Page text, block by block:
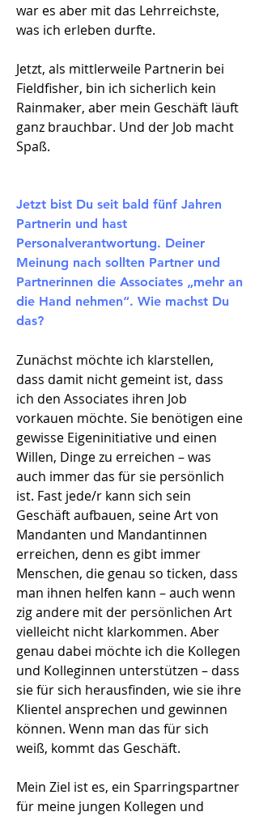
war es aber mit das Lehrreichste,
was ich erleben durfte.
Jetzt, als mittlerweile Partnerin bei
Fieldfisher, bin ich sicherlich kein
Rainmaker, aber mein Geschäft läuft
ganz brauchbar. Und der Job macht
Spaß.
Jetzt bist Du seit bald fünf Jahren
Partnerin und hast
Personalverantwortung. Deiner
Meinung nach sollten Partner und
Partnerinnen die Associates „mehr an
die Hand nehmen“. Wie machst Du
das?​
Zunächst möchte ich klarstellen,
dass damit nicht gemeint ist, dass
ich den Associates ihren Job
vorkauen möchte. Sie benötigen eine
gewisse Eigeninitiative und einen
Willen, Dinge zu erreichen – was
auch immer das für sie persönlich
ist. Fast jede/r kann sich sein
Geschäft aufbauen, seine Art von
Mandanten und Mandantinnen
erreichen, denn es gibt immer
Menschen, die genau so ticken, dass
man ihnen helfen kann – auch wenn
zig andere mit der persönlichen Art
vielleicht nicht klarkommen. Aber
genau dabei möchte ich die Kollegen
und Kolleginnen unterstützen – dass
sie für sich herausfinden, wie sie ihre
Klientel ansprechen und gewinnen
können. Wenn man das für sich
weiß, kommt das Geschäft.
Mein Ziel ist es, ein Sparringspartner
für meine jungen Kollegen und